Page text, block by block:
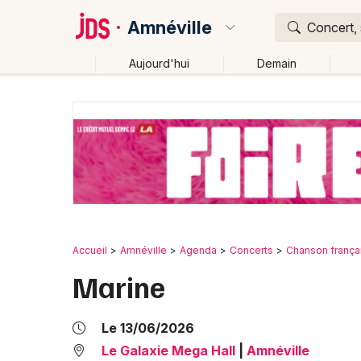
Amnéville Concert,
Aujourd'hui Demain
Accueil Amnéville Agenda Concerts Chanson
Marine
Le 13/06/2026
Le Galaxie Mega Hall
Amnéville
Où ?
Amnéville et alentours Moselle (57) Lorraine